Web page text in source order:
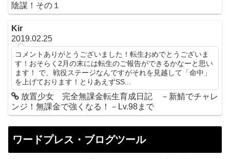
陰謀！その１
Kir
2019.02.25
コメントありがとうございました！転生おめでとうございま
す！おそらく2月の末には転生のご報告ができるかなーと思い
ます！ で、戦役ステージなんですがそれを見越して「命中」
を上げております！とりあえずSS...
放置少女 完全無課金転生育成日記 －新鯖でチャレ
ンジ！無課金で強くなる！－Lv.98まで
ワードプレス・ブログツール